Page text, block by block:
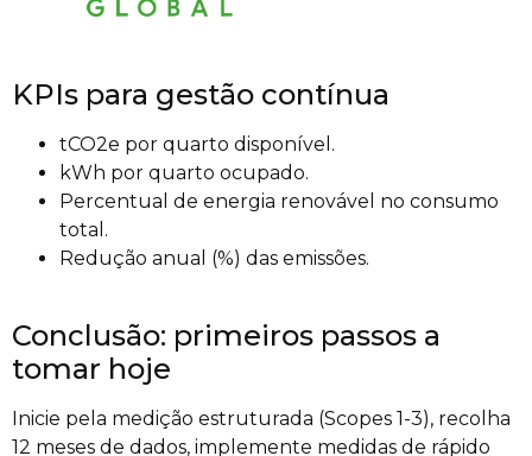
KPIs para gestão contínua
tCO2e por quarto disponível.
kWh por quarto ocupado.
Percentual de energia renovável no consumo
total.
Redução anual (%) das emissões.
Conclusão: primeiros passos a
tomar hoje
Inicie pela medição estruturada (Scopes 1-3), recolha
12 meses de dados, implemente medidas de rápido